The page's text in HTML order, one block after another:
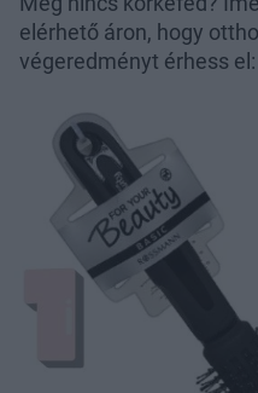
elérhető áron, hogy
végeredményt érhess el: